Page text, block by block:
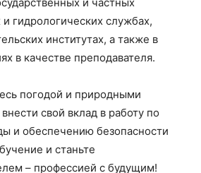
гидрологических службах,
институтах, а также в
в качестве преподавателя.
погодой и природными
свой вклад в работу по
и обеспечению безопасности
и станьте
– профессией с будущим!